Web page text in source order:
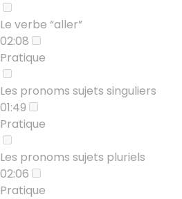
Le verbe “aller”
02:08
Pratique
Les pronoms sujets singuliers
01:49
Pratique
Les pronoms sujets pluriels
02:06
Pratique